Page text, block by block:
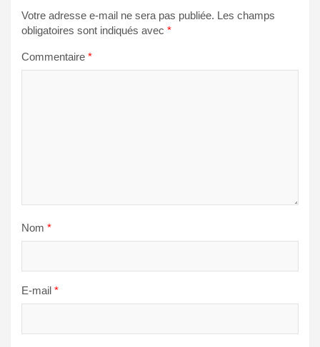
Votre adresse e-mail ne sera pas publiée. Les champs
obligatoires sont indiqués avec *
Commentaire *
Nom *
E-mail *